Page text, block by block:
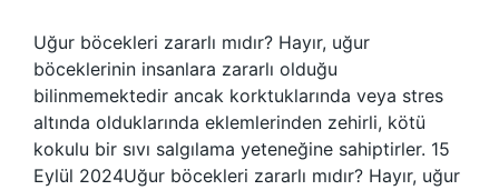
Uğur böcekleri zararlı mıdır? Hayır, uğur
böceklerinin insanlara zararlı olduğu
bilinmemektedir ancak korktuklarında veya stres
altında olduklarında eklemlerinden zehirli, kötü
kokulu bir sıvı salgılama yeteneğine sahiptirler. 15
Eylül 2024Uğur böcekleri zararlı mıdır? Hayır, uğur